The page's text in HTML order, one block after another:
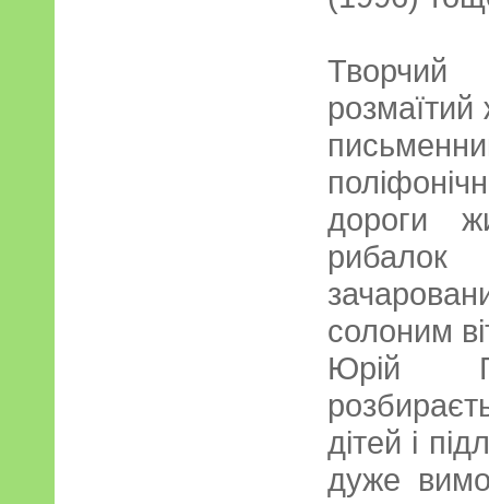
розмаїтий
дороги
солоним
Юрій
дітей і
дуже